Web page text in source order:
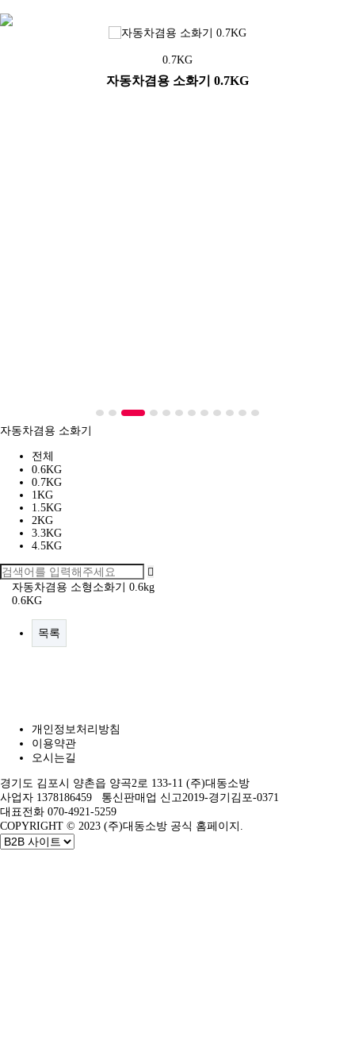
0.7KG
자동차겸용 소화기 0.7KG
자동차겸용 소화기
전체
0.6KG
0.7KG
1KG
1.5KG
2KG
3.3KG
4.5KG
자동차겸용 소형소화기 0.6kg
0.6KG
목록
개인정보처리방침
이용약관
오시는길
경기도 김포시 양촌읍 양곡2로 133-11 (주)대동소방
사업자 1378186459 통신판매업 신고2019-경기김포-0371
대표전화 070-4921-5259
COPYRIGHT © 2023 (주)대동소방 공식 홈페이지.